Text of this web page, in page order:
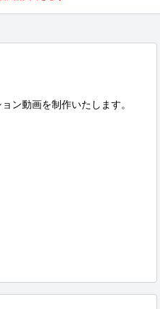
ン動画を制作いたします。